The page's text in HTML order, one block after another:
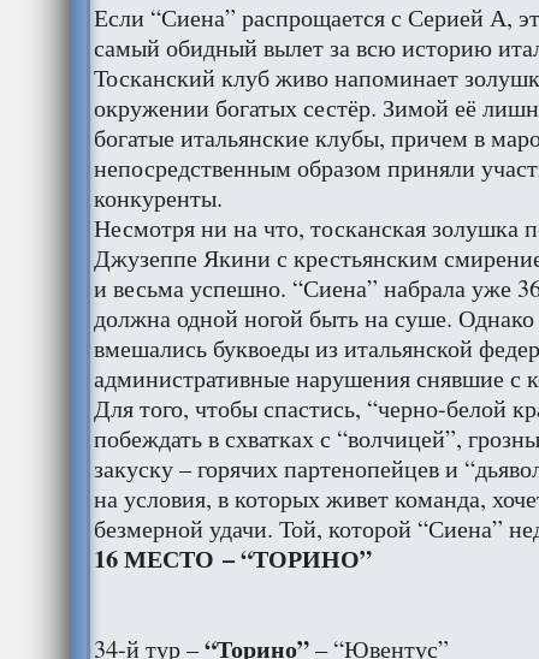
Если “Сиена” распрощается с Серией А,
самый обидный вылет за всю историю
Тосканский клуб живо напоминает
окружении богатых сестёр. Зимой её
богатые итальянские клубы, причем в
непосредственным образом приняли
конкуренты.
Несмотря ни на что, тосканская золушка
Джузеппе Якини с крестьянским
и весьма успешно. “Сиена” набрала уже
должна одной ногой быть на суше. Однако
вмешались буквоеды из итальянской
административные нарушения снявшие с
Для того, чтобы спастись, “черно-белой
побеждать в схватках с “волчицей”,
закуску – горячих партенопейцев и
на условия, в которых живет команда,
безмерной удачи. Той, которой “Сиена”
16 МЕСТО – “ТОРИНО”
34-й тур –“Торино”– “Ювентус”